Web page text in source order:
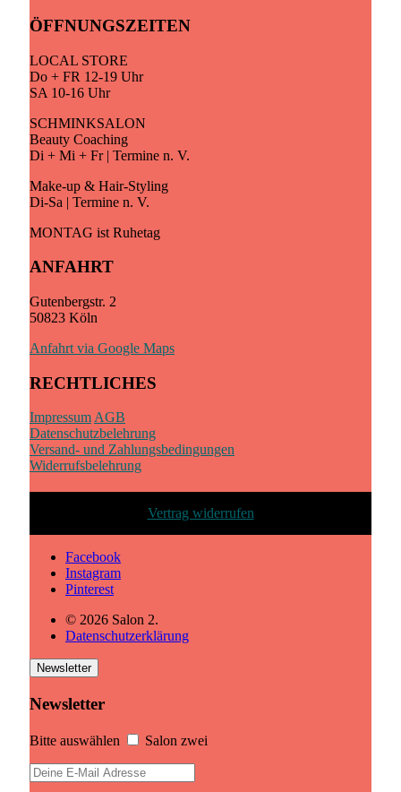
ÖFFNUNGSZEITEN
LOCAL STORE
Do + FR 12-19 Uhr
SA 10-16 Uhr
SCHMINKSALON
Beauty Coaching
Di + Mi + Fr | Termine n. V.
Make-up & Hair-Styling
Di-Sa | Termine n. V.
MONTAG ist Ruhetag
ANFAHRT
Gutenbergstr. 2
50823 Köln
Anfahrt via Google Maps
RECHTLICHES
ImpressumAGB
Datenschutzbelehrung
Versand- und Zahlungsbedingungen
Widerrufsbelehrung
Vertrag widerrufen
Facebook
Instagram
Pinterest
© 2026 Salon 2.
Datenschutzerklärung
Newsletter
Newsletter
Bitte auswählen Salon zwei